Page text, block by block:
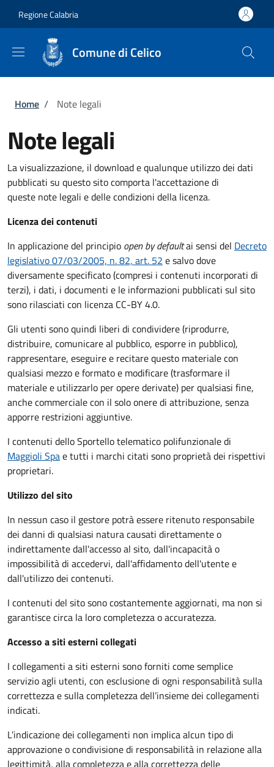
Regione Calabria
Comune di Celico
Briciole di pane
Home / Note legali
Note legali
La visualizzazione, il download e qualunque utilizzo dei dati
pubblicati su questo sito comporta l'accettazione di
queste note legali e delle condizioni della licenza.
Licenza dei contenuti
In applicazione del principio open by defaultai sensi del Decreto
legislativo 07/03/2005, n. 82, art. 52 e salvo dove
diversamente specificato (compresi i contenuti incorporati di
terzi), i dati, i documenti e le informazioni pubblicati sul sito
sono rilasciati con licenza CC-BY 4.0.
Gli utenti sono quindi liberi di condividere (riprodurre,
distribuire, comunicare al pubblico, esporre in pubblico),
rappresentare, eseguire e recitare questo materiale con
qualsiasi mezzo e formato e modificare (trasformare il
materiale e utilizzarlo per opere derivate) per qualsiasi fine,
anche commerciale con il solo onere di attribuzione, senza
apporre restrizioni aggiuntive.
I contenuti dello Sportello telematico polifunzionaledi
Maggioli Spae tutti i marchi citati sono proprietà dei rispettivi
proprietari.
Utilizzo del sito
In nessun caso il gestore potrà essere ritenuto responsabile
dei danni di qualsiasi natura causati direttamente o
indirettamente dall'accesso al sito, dall'incapacità o
impossibilità di accedervi, dall'affidamento dell'utente e
dall'utilizzo dei contenuti.
I contenuti del sito sono costantemente aggiornati, ma non si
garantisce circa la loro completezza o accuratezza.
Accesso a siti esterni collegati
I collegamenti a siti esterni sono forniti come semplice
servizio agli utenti, con esclusione di ogni responsabilità sulla
correttezza e sulla completezza dell’insieme dei collegamenti
indicati.
L’indicazione dei collegamenti non implica alcun tipo di
approvazione o condivisione di responsabilità in relazione alla
legittimità, alla completezza e alla correttezza delle